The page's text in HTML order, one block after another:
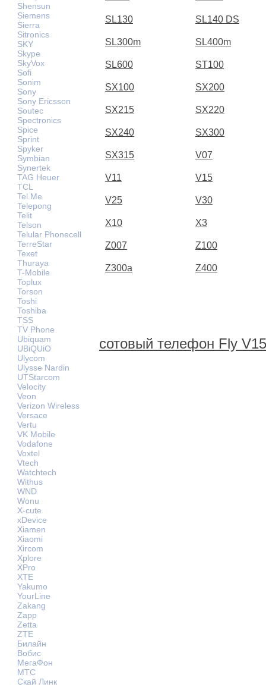
Shensun
Siemens
Sierra
Sitronics
SKY
Skype
SkyVox
Sofi
Sonim
Sony
Sony Ericsson
Soutec
Spectronics
Spice
Sprint
Spyker
Symbian
Synertek
TAG Heuer
TCL
Tel.Me
Telepong
Telit
Telson
Telular Phonecell
TerreStar
Texet
Thuraya
T-Mobile
Toplux
Torson
Toshi
Toshiba
TSS
TV Phone
Ubiquam
UBiQUiO
Ulycom
Ulysse Nardin
UTStarcom
Velocity
Veon
Verizon Wireless
Versace
Vertu
VK Mobile
Vodafone
Voxtel
Vtech
Watchtech
Withus
WND
Wonu
X-cute
xDevice
Xiamen
Xiaomi
Xircom
Xplore
XPro
XTE
Yakumo
YourLine
Zakang
Zapp
Zetta
ZTE
Билайн
Вобис
МегаФон
МТС
Скай Линк
SL130 SL140 DS
SL300m SL400m
SL600 ST100
SX100 SX200
SX215 SX220
SX240 SX300
SX315 V07
V11 V15
V25 V30
X10 X3
Z007 Z100
Z300a Z400
сотовый телефон Fly V15